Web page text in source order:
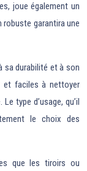
joue également un
garantira une
sa durabilité et à son
et faciles à nettoyer
type d’usage, qu’il
le choix des
que les tiroirs ou